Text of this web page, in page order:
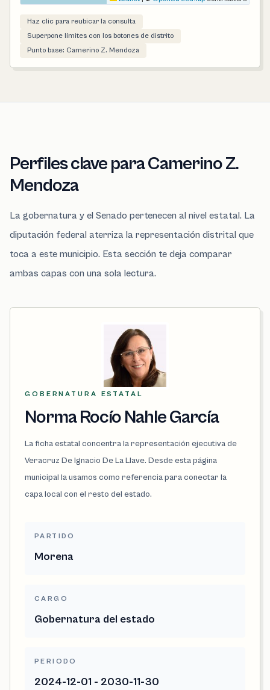
Haz clic para reubicar la consulta
Superpone límites con los botones de distrito
Punto base: Camerino Z. Mendoza
Perfiles clave para Camerino Z.
Mendoza
La gobernatura y el Senado pertenecen al nivel estatal. La
diputación federal aterriza la representación distrital que
toca a este municipio. Esta sección te deja comparar
ambas capas con una sola lectura.
GOBERNATURA ESTATAL
Norma Rocío Nahle García
La ficha estatal concentra la representación ejecutiva de
Veracruz De Ignacio De La Llave. Desde esta página
municipal la usamos como referencia para conectar la
capa local con el resto del estado.
PARTIDO
Morena
CARGO
Gobernatura del estado
PERIODO
2024-12-01 - 2030-11-30